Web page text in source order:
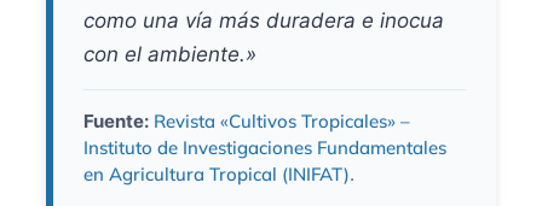
como una vía más duradera e inocua
con el ambiente.»
Fuente: Revista «Cultivos Tropicales» –
Instituto de Investigaciones Fundamentales
en Agricultura Tropical (INIFAT).